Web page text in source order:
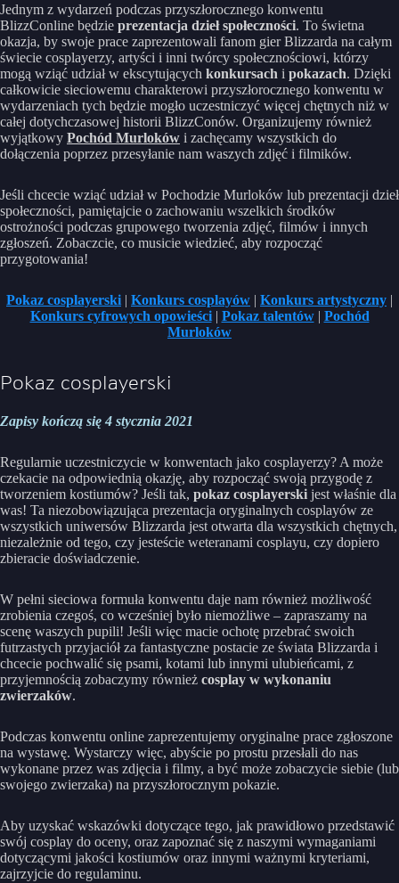
Jednym z wydarzeń podczas przyszłorocznego konwentu
BlizzConline będzie prezentacja dzieł społeczności. To świetna
okazja, by swoje prace zaprezentowali fanom gier Blizzarda na całym
świecie cosplayerzy, artyści i inni twórcy społecznościowi, którzy
mogą wziąć udział w ekscytujących konkursach i pokazach. Dzięki
całkowicie sieciowemu charakterowi przyszłorocznego konwentu w
wydarzeniach tych będzie mogło uczestniczyć więcej chętnych niż w
całej dotychczasowej historii BlizzConów. Organizujemy również
wyjątkowy Pochód Murloków i zachęcamy wszystkich do
dołączenia poprzez przesyłanie nam waszych zdjęć i filmików.
Jeśli chcecie wziąć udział w Pochodzie Murloków lub prezentacji dzieł
społeczności, pamiętajcie o zachowaniu wszelkich środków
ostrożności podczas grupowego tworzenia zdjęć, filmów i innych
zgłoszeń. Zobaczcie, co musicie wiedzieć, aby rozpocząć
przygotowania!
Pokaz cosplayerski | Konkurs cosplayów | Konkurs artystyczny |
Konkurs cyfrowych opowieści| Pokaz talentów| Pochód
Murloków
Pokaz cosplayerski
Zapisy kończą się 4 stycznia 2021
Regularnie uczestniczycie w konwentach jako cosplayerzy? A może
czekacie na odpowiednią okazję, aby rozpocząć swoją przygodę z
tworzeniem kostiumów? Jeśli tak, pokaz cosplayerski jest właśnie dla
was! Ta niezobowiązująca prezentacja oryginalnych cosplayów ze
wszystkich uniwersów Blizzarda jest otwarta dla wszystkich chętnych,
niezależnie od tego, czy jesteście weteranami cosplayu, czy dopiero
zbieracie doświadczenie.
W pełni sieciowa formuła konwentu daje nam również możliwość
zrobienia czegoś, co wcześniej było niemożliwe – zapraszamy na
scenę waszych pupili! Jeśli więc macie ochotę przebrać swoich
futrzastych przyjaciół za fantastyczne postacie ze świata Blizzarda i
chcecie pochwalić się psami, kotami lub innymi ulubieńcami, z
przyjemnością zobaczymy również cosplay w wykonaniu
zwierzaków.
Podczas konwentu online zaprezentujemy oryginalne prace zgłoszone
na wystawę. Wystarczy więc, abyście po prostu przesłali do nas
wykonane przez was zdjęcia i filmy, a być może zobaczycie siebie (lub
swojego zwierzaka) na przyszłorocznym pokazie.
Aby uzyskać wskazówki dotyczące tego, jak prawidłowo przedstawić
swój cosplay do oceny, oraz zapoznać się z naszymi wymaganiami
dotyczącymi jakości kostiumów oraz innymi ważnymi kryteriami,
zajrzyjcie do regulaminu.